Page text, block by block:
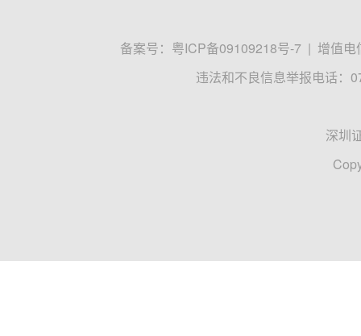
备案号： 粤ICP备09109218号-7 | 增值电
违法和不良信息举报电话：
深圳